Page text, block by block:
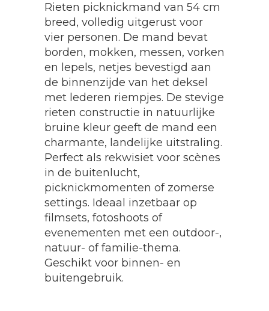
Rieten picknickmand van 54 cm
breed, volledig uitgerust voor
vier personen. De mand bevat
borden, mokken, messen, vorken
en lepels, netjes bevestigd aan
de binnenzijde van het deksel
met lederen riempjes. De stevige
rieten constructie in natuurlijke
bruine kleur geeft de mand een
charmante, landelijke uitstraling.
Perfect als rekwisiet voor scènes
in de buitenlucht,
picknickmomenten of zomerse
settings. Ideaal inzetbaar op
filmsets, fotoshoots of
evenementen met een outdoor-,
natuur- of familie-thema.
Geschikt voor binnen- en
buitengebruik.